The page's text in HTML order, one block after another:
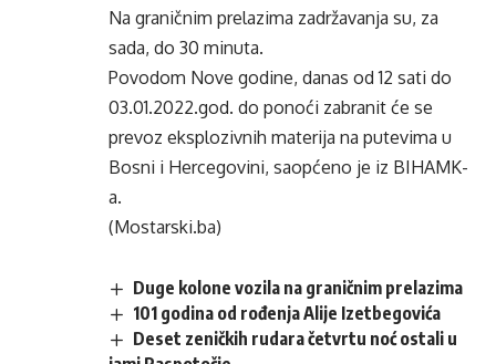
Na graničnim prelazima zadržavanja su, za
sada, do 30 minuta.
Povodom Nove godine, danas od 12 sati do
03.01.2022.god. do ponoći zabranit će se
prevoz eksplozivnih materija na putevima u
Bosni i Hercegovini, saopćeno je iz BIHAMK-
a.
(Mostarski.ba)
Duge kolone vozila na graničnim prelazima
101 godina od rođenja Alije Izetbegovića
Deset zeničkih rudara četvrtu noć ostali u